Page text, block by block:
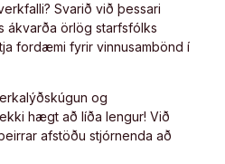
Svarið við þessari
ákvarða örlög starfsfólks
fordæmi fyrir vinnusambönd í
og
hægt að líða lengur! Við
afstöðu stjórnenda að